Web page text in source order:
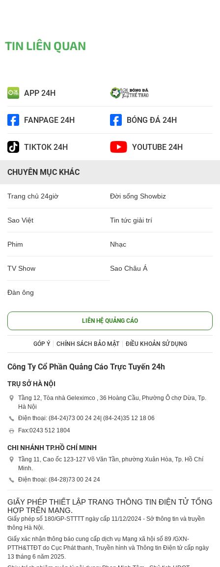
TIN LIÊN QUAN
APP 24H
FANPAGE 24H BÓNG ĐÁ 24H
TIKTOK 24H YOUTUBE 24H
CHUYÊN MỤC KHÁC
Trang chủ 24giờ Đời sống Showbiz
Sao Việt Tin tức giải trí
Phim Nhạc
TV Show Sao Châu Á
Đàn ông
LIÊN HỆ QUẢNG CÁO
GÓP Ý CHÍNH SÁCH BẢO MẬT ĐIỀU KHOẢN SỬ DỤNG
Công Ty Cổ Phần Quảng Cáo Trực Tuyến 24h
TRỤ SỞ HÀ NỘI
Tầng 12, Tòa nhà Geleximco , 36 Hoàng Cầu, Phường Ô chợ Dừa, Tp.
Hà Nội
Điện thoại: (84-24)73 00 24 24 | (84-24)35 12 18 06
Fax:0243 512 1804
CHI NHÁNH TP.HỒ CHÍ MINH
Tầng 11, Cao ốc 123-127 Võ Văn Tần, phường Xuân Hòa, Tp. Hồ Chí
Minh.
Điện thoại: (84-28)73 00 24 24
GIẤY PHÉP THIẾT LẬP TRANG THÔNG TIN ĐIỆN TỬ TỔNG
HỢP TRÊN MẠNG.
Giấy phép số 180/GP-STTTT ngày cấp 11/12/2024 - Sở thông tin và truyền
thông Hà Nội.
Giấy xác nhận thông báo cung cấp dịch vụ Mạng xã hội số 89 /GXN-
PTTH&TTĐT do Cục Phát thanh, Truyền hình và Thông tin Điện tử cấp ngày
13 tháng 6 năm 2025.